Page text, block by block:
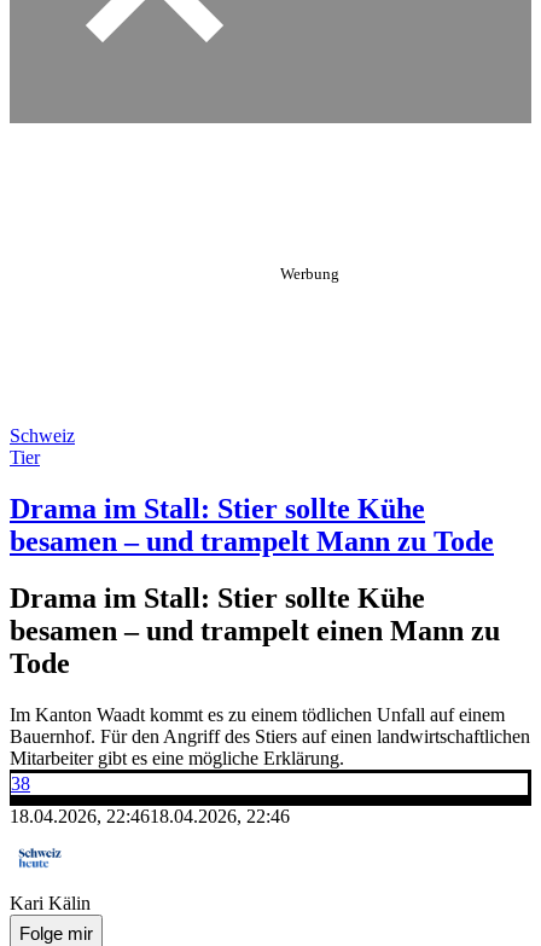
Schweiz
Tier
Drama im Stall: Stier sollte Kühe
besamen – und trampelt Mann zu Tode
Drama im Stall: Stier sollte Kühe
besamen – und trampelt einen Mann zu
Tode
Im Kanton Waadt kommt es zu einem tödlichen Unfall auf einem
Bauernhof. Für den Angriff des Stiers auf einen landwirtschaftlichen
Mitarbeiter gibt es eine mögliche Erklärung.
38
18.04.2026, 22:4618.04.2026, 22:46
Kari Kälin
Folge mir